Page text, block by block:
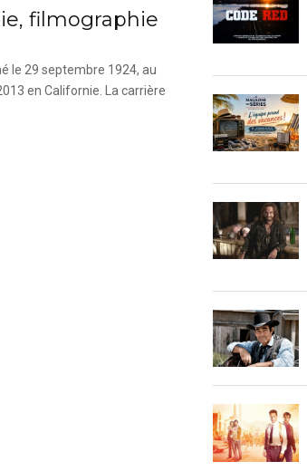
filmographie
le 29 septembre 1924, au
en Californie. La carrière
o
r
: